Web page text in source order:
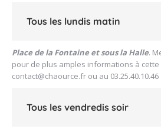
Tous les lundis matin
Place de la Fontaine et sous la Halle.
pour de plus amples informations à cette
contact@chaource.fr ou au 03.25.40.10.46
Tous les vendredis soir